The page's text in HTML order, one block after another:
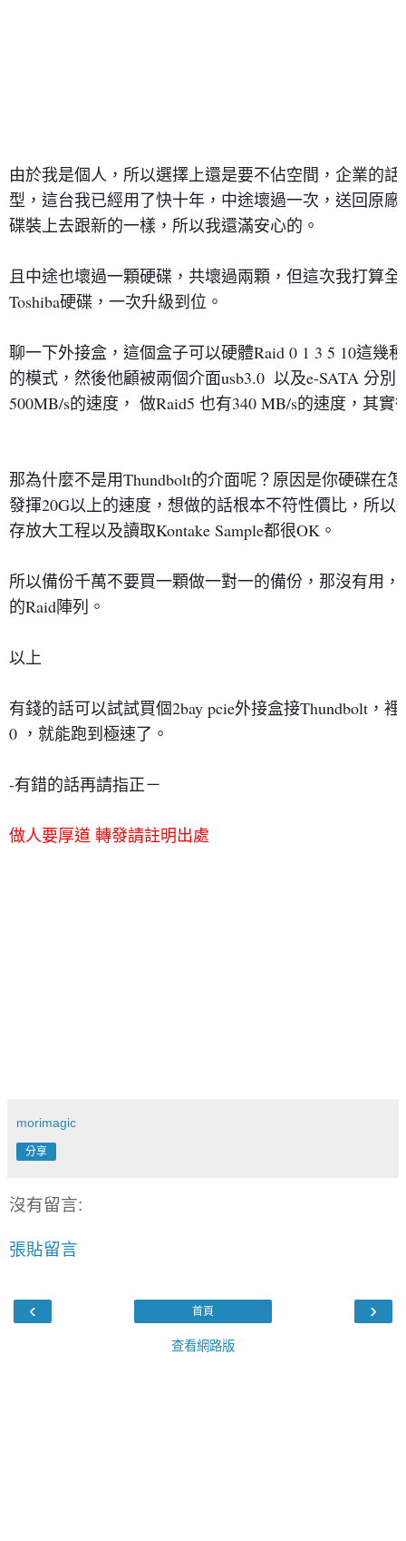
由於我是個人，所以選擇上還是要不佔空間，企業的
型，這台我已經用了快十年，中途壞過一次，送回原
碟裝上去跟新的一樣，所以我還滿安心的。
且中途也壞過一顆硬碟，共壞過兩顆，但這次我打算
Toshiba硬碟，一次升級到位。
聊一下外接盒，這個盒子可以硬體Raid 0 1 3 5 10這幾
的模式，然後他顧被兩個介面usb3.0  以及e-SATA 分
500MB/s的速度， 做Raid5 也有340 MB/s的速度，其實
那為什麼不是用Thundbolt的介面呢？原因是你硬碟在
發揮20G以上的速度，想做的話根本不符性價比，所
存放大工程以及讀取Kontake Sample都很OK。
所以備份千萬不要買一顆做一對一的備份，那沒有用
的Raid陣列。
以上
有錢的話可以試試買個2bay pcie外接盒接Thundbolt，
0 ，就能跑到極速了。
-有錯的話再請指正－
做人要厚道 轉發請註明出處
morimagic
分享
沒有留言:
張貼留言
‹ ›
首頁
查看網路版